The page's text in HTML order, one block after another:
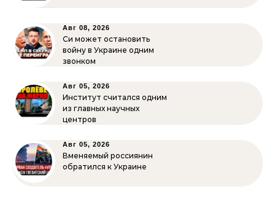
Авг 08, 2026
Си может остановить
войну в Украине одним
звонком
Авг 05, 2026
Институт считался одним
из главных научных
центров
Авг 05, 2026
Вменяемый россиянин
обратился к Украине